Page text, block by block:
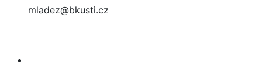
mladez@bkusti.cz